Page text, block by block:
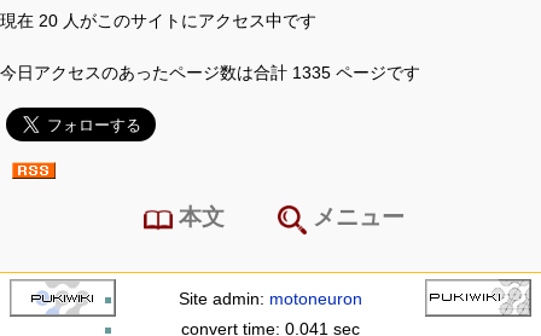
現在 20 人がこのサイトにアクセス中です
今日アクセスのあったページ数は合計 1335 ページです
本文 メニュー
Site admin: motoneuron
convert time: 0.041 sec